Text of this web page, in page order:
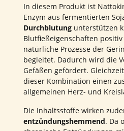
In diesem Produkt ist
Enzym aus fermentierten
Durchblutung unterstützen
Blutfießeigenschaften
natürliche Prozesse der
begleitet. Dadurch wird die
Gefäßen gefördert.
dieser Kombination einen
allgemeinen Herz- und
Die Inhaltsstoffe wirken
entzündungshemmend. Da